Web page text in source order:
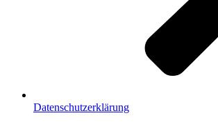
Datenschutzerklärung